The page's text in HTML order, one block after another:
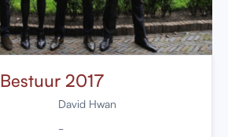
Bestuur 2017
David Hwan
-